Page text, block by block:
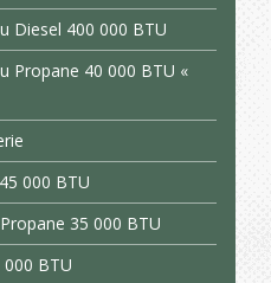
Diesel 400 000 BTU
Propane 40 000 BTU «
000 BTU
35 000 BTU
BTU